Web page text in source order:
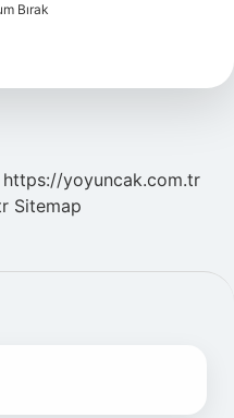
Bırak
https://yoyuncak.com.tr
Sitemap